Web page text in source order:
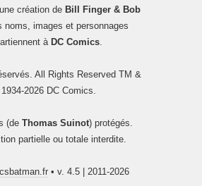
création de Bill Finger & Bob
noms, images et personnages
à DC Comics
All Rights Reserved TM &
2026 DC Comics.
(de Thomas Suinot) protégés.
partielle ou totale interdite.
• v. 4.5 | 2011-2026